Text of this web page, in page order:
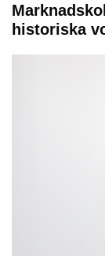
historiska